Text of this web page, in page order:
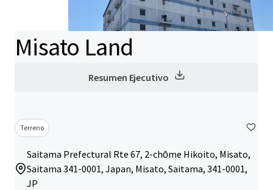
Misato Land
Resumen Ejecutivo
Terreno
Saitama Prefectural Rte 67, 2-chōme Hikoito, Misato,
Saitama 341-0001, Japan, Misato, Saitama, 341-0001,
JP